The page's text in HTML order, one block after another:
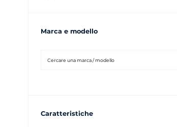
Marca e modello
Caratteristiche